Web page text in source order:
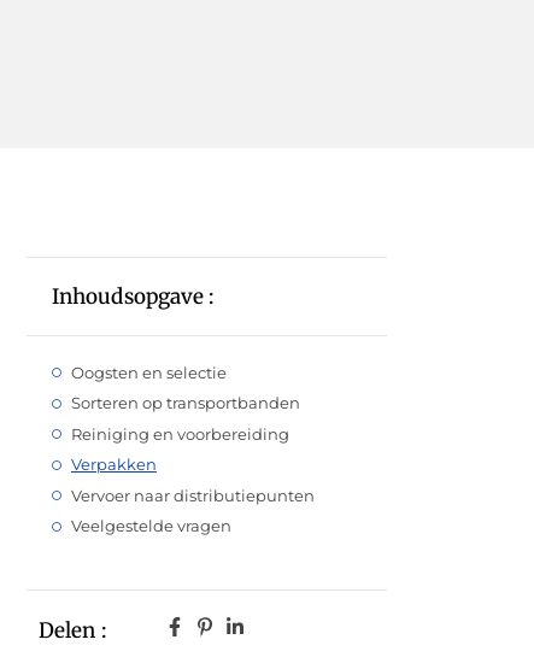
Inhoudsopgave :
Oogsten en selectie
Sorteren op transportbanden
Reiniging en voorbereiding
Verpakken
Vervoer naar distributiepunten
Veelgestelde vragen
Delen :